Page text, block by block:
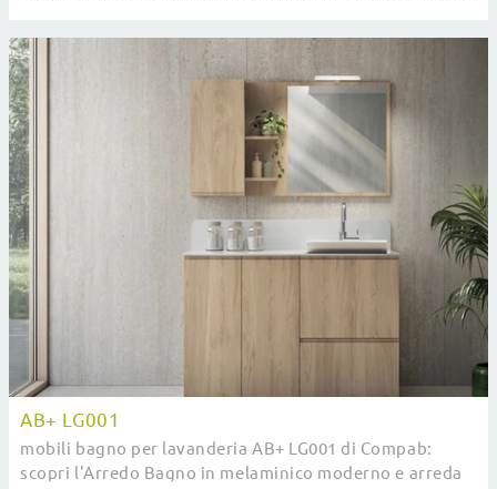
AB+ LG001
mobili bagno per lavanderia AB+ LG001 di Compab:
scopri l'Arredo Bagno in melaminico moderno e arreda